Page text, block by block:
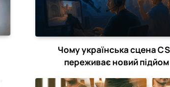
Чому українська сцена
переживає новий підйом